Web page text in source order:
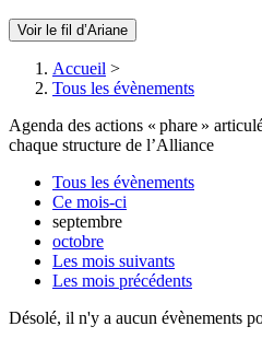
Voir le fil d’Ariane
Accueil >
Tous les évènements
Agenda des actions « phare »
chaque structure de l’Alliance
Tous les évènements
Ce mois-ci
septembre
octobre
Les mois suivants
Les mois précédents
Désolé, il n'y a aucun évènements